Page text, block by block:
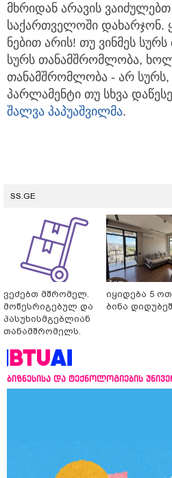
მხრიდან არავის
საქართველოში დახარჯონ.
ნებით არის! თუ ვინმეს
სურს თანამშრომლობა,
თანამშრომლობა - არ სურს,
პარლამენტი თუ სხვა
შალვა პაპუაშვილმა.
SS.GE
ვეძებთ მშრომელ.
მოწესრიგებულ და
პასუხისმგებლიან
თანამშრომელს.
იყიდება 5
ბინა
ბიზნესისა და ტექნოლოგიების